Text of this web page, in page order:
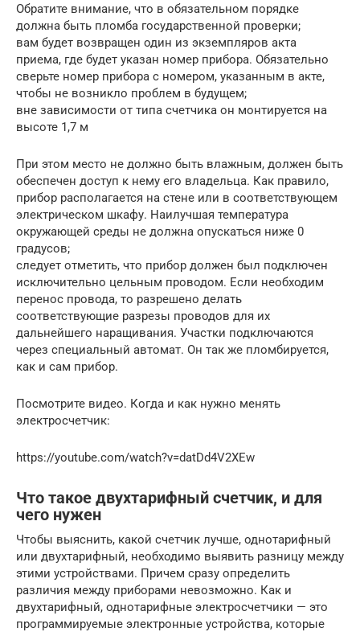
Обратите внимание, что в обязательном порядке
должна быть пломба государственной проверки;
вам будет возвращен один из экземпляров акта
приема, где будет указан номер прибора. Обязательно
сверьте номер прибора с номером, указанным в акте,
чтобы не возникло проблем в будущем;
вне зависимости от типа счетчика он монтируется на
высоте 1,7 м
При этом место не должно быть влажным, должен быть
обеспечен доступ к нему его владельца. Как правило,
прибор располагается на стене или в соответствующем
электрическом шкафу. Наилучшая температура
окружающей среды не должна опускаться ниже 0
градусов;
следует отметить, что прибор должен был подключен
исключительно цельным проводом. Если необходим
перенос провода, то разрешено делать
соответствующие разрезы проводов для их
дальнейшего наращивания. Участки подключаются
через специальный автомат. Он так же пломбируется,
как и сам прибор.
Посмотрите видео. Когда и как нужно менять
электросчетчик:
https://youtube.com/watch?v=datDd4V2XEw
Что такое двухтарифный счетчик, и для
чего нужен
Чтобы выяснить, какой счетчик лучше, однотарифный
или двухтарифный, необходимо выявить разницу между
этими устройствами. Причем сразу определить
различия между приборами невозможно. Как и
двухтарифный, однотарифные электросчетчики — это
программируемые электронные устройства, которые